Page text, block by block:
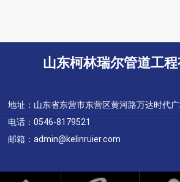
山东柯林瑞尔管道工程
地址：山东省东营市东营区黄河路万达时代
电话：0546-8179521
邮箱：admin@kelinruier.com